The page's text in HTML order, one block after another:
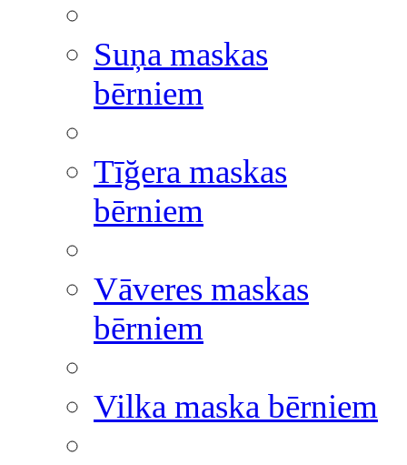
Suņa maskas
bērniem
Tīğera maskas
bērniem
Vāveres maskas
bērniem
Vilka maska bērniem